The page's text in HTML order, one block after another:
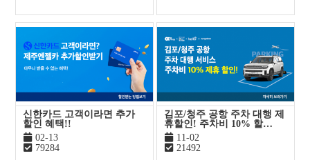
신한카드 고객이라면 추가
할인 혜택!!
02-13
79284
김포/청주 공항 주차 대행 제
휴할인! 주차비 10% 할…
11-02
21492